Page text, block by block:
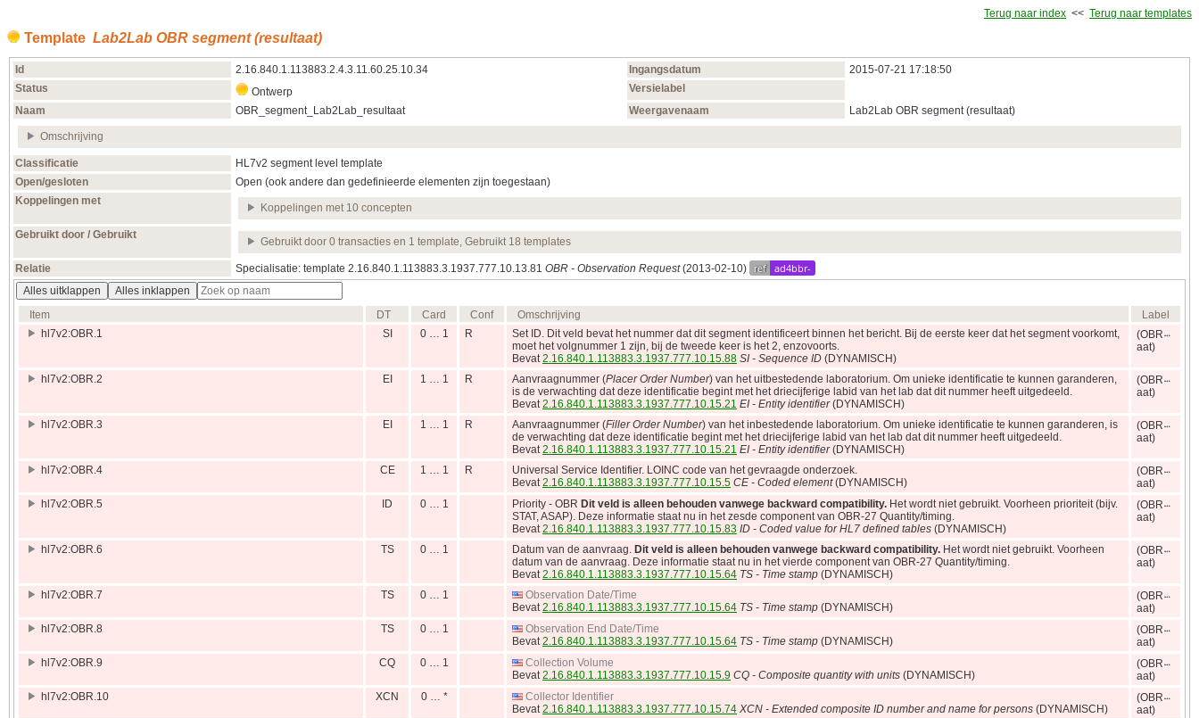
Terug naar index << Terug naar templates
Template Lab2Lab OBR segment (resultaat)
Id 2.16.840.1.113883.2.4.3.11.60.25.10.34 Ingangsdatum
2015‑07‑21 17:18:50
Status
Ontwerp
Versielabel
Naam
OBR_segment_Lab2Lab_resultaat Weergavenaam Lab2Lab OBR segment (resultaat)
Omschrijving
Classificatie
HL7v2 segment level template
Open/gesloten
Open (ook andere dan gedefinieerde elementen zijn toegestaan)
Koppelingen met
Koppelingen met 10 concepten
Gebruikt door / Gebruikt
Gebruikt door 0 transacties en 1 template, Gebruikt 18 templates
Relatie Specialisatie: template 2.16.840.1.113883.3.1937.777.10.13.81 OBR - Observation Request(2013‑02‑10) ref ad4bbr-
Alles uitklappen
Alles inklappen
Item
DT Card Conf Omschrijving
Label
hl7v2:OBR.1
SI 0 … 1 R
Set ID. Dit veld bevat het nummer dat dit segment identificeert binnen het bericht. Bij de eerste keer dat het segment voorkomt,
moet het volgnummer 1 zijn, bij de tweede keer is het 2, enzovoorts.
Bevat2.16.840.1.113883.3.1937.777.10.15.88 SI - Sequence ID (DYNAMISCH)
(OBR
aat)
hl7v2:OBR.2 EI 1 … 1 R Aanvraagnummer (Placer Order Number) van het uitbestedende laboratorium. Om unieke identificatie te kunnen garanderen,
is de verwachting dat deze identificatie begint met het driecijferige labid van het lab dat dit nummer heeft uitgedeeld.
Bevat2.16.840.1.113883.3.1937.777.10.15.21 EI - Entity identifier(DYNAMISCH)
(OBR
aat)
hl7v2:OBR.3 EI 1 … 1 R Aanvraagnummer (Filler Order Number) van het inbestedende laboratorium. Om unieke identificatie te kunnen garanderen, is
de verwachting dat deze identificatie begint met het driecijferige labid van het lab dat dit nummer heeft uitgedeeld.
Bevat2.16.840.1.113883.3.1937.777.10.15.21 EI - Entity identifier(DYNAMISCH)
(OBR
aat)
hl7v2:OBR.4 CE 1 … 1 R
Universal Service Identifier. LOINC code van het gevraagde onderzoek.
Bevat2.16.840.1.113883.3.1937.777.10.15.5 CE - Coded element(DYNAMISCH)
(OBR
aat)
hl7v2:OBR.5
ID 0 … 1 Priority - OBR Dit veld is alleen behouden vanwege backward compatibility. Het wordt niet gebruikt. Voorheen prioriteit (bijv.
STAT, ASAP). Deze informatie staat nu in het zesde component van OBR-27 Quantity/timing.
Bevat2.16.840.1.113883.3.1937.777.10.15.83 ID - Coded value for HL7 defined tables (DYNAMISCH)
(OBR
aat)
hl7v2:OBR.6 TS 0 … 1 Datum van de aanvraag. Dit veld is alleen behouden vanwege backward compatibility. Het wordt niet gebruikt. Voorheen
datum van de aanvraag. Deze informatie staat nu in het vierde component van OBR-27 Quantity/timing.
Bevat2.16.840.1.113883.3.1937.777.10.15.64 TS - Time stamp (DYNAMISCH)
(OBR
aat)
hl7v2:OBR.7 TS 0 … 1
Observation Date/Time
Bevat2.16.840.1.113883.3.1937.777.10.15.64 TS - Time stamp (DYNAMISCH)
(OBR
aat)
hl7v2:OBR.8
TS 0 … 1
Observation End Date/Time
Bevat2.16.840.1.113883.3.1937.777.10.15.64 TS - Time stamp (DYNAMISCH)
(OBR
aat)
hl7v2:OBR.9
CQ 0 … 1
Collection Volume
Bevat2.16.840.1.113883.3.1937.777.10.15.9 CQ - Composite quantity with units (DYNAMISCH)
(OBR
aat)
hl7v2:OBR.10
XCN 0 … *
Collector Identifier
Bevat2.16.840.1.113883.3.1937.777.10.15.74 XCN - Extended composite ID number and name for persons (DYNAMISCH)
(OBR
aat)